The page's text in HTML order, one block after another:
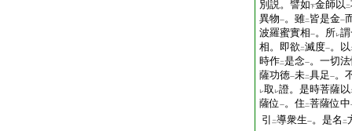
別説。譬如下金師以 二
異物一。雖二 皆是金一
波羅蜜實相一。所レ
相。即欲 二滅度一。以
時作二是念一。一切
薩功徳一未二具足 一。
レ取 レ證。是時菩薩以
薩位 一。住 二菩薩位中
引 二導衆生一。是名 二